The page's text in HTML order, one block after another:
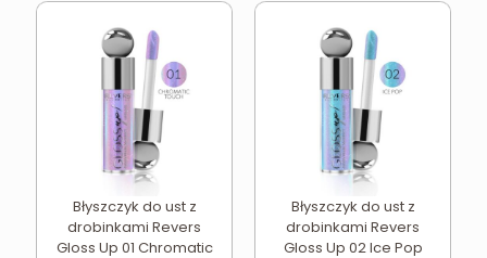
Błyszczyk do ust z
drobinkami Revers
Gloss Up 01 Chromatic
Błyszczyk do ust z
drobinkami Revers
Gloss Up 02 Ice Pop